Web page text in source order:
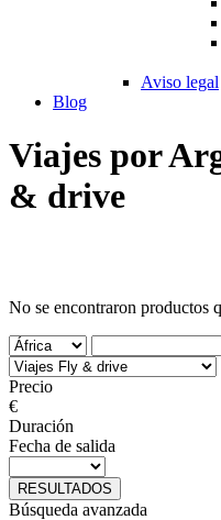
Aviso legal
Blog
Viajes por
& drive
No se encontraron productos
Precio
€
Duración
Fecha de salida
RESULTADOS
Búsqueda avanzada